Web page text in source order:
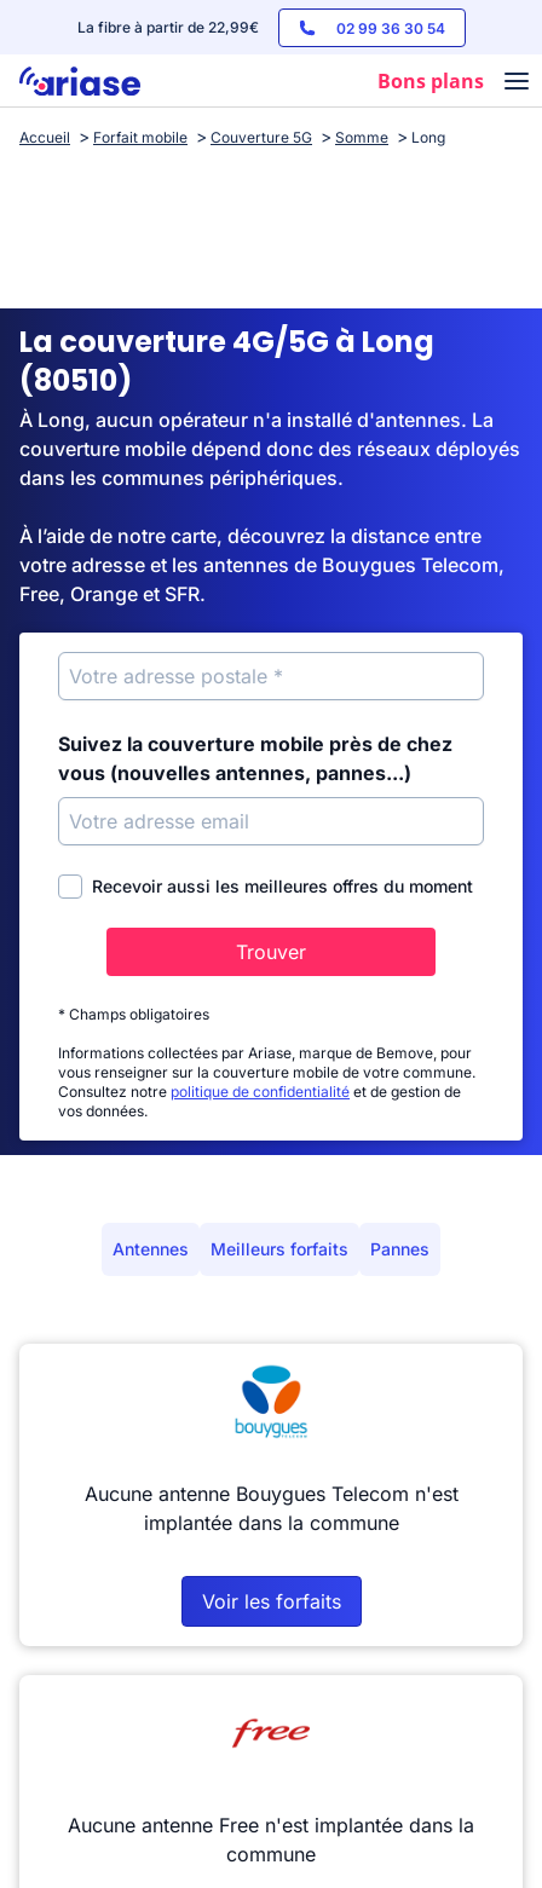
La fibre à partir de 22,99€ 02 99 36 30 54
Bons plans
Box internet
Streaming
Accueil Forfait mobile Couverture 5G Somme Long
La couverture 4G/5G à Long
(80510)
À Long, aucun opérateur n'a installé d'antennes. La
couverture mobile dépend donc des réseaux déployés
dans les communes périphériques.
À l’aide de notre carte, découvrez la distance entre
votre adresse et les antennes de Bouygues Telecom,
Free, Orange et SFR.
Suivez la couverture mobile près de chez
vous (nouvelles antennes, pannes...)
Recevoir aussi les meilleures offres du moment
Trouver
* Champs obligatoires
Informations collectées par Ariase, marque de Bemove, pour
vous renseigner sur la couverture mobile de votre commune.
Consultez notre politique de confidentialité et de gestion de
vos données.
Antennes Meilleurs forfaits Pannes
Aucune antenne Bouygues Telecom n'est
implantée dans la commune
Voir les forfaits
Aucune antenne Free n'est implantée dans la
commune